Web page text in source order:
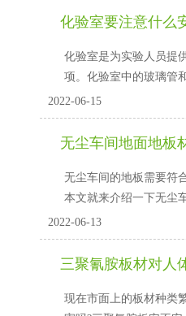
化验室要注意什么
化验室是为实验人员提供
项。化验室中的玻璃管和
2022-06-15
无尘车间地面地板
无尘车间的地板需要符合耐
本文就来介绍一下无尘
2022-06-13
三聚氰胺板材对人体
现在市面上的板材种类繁